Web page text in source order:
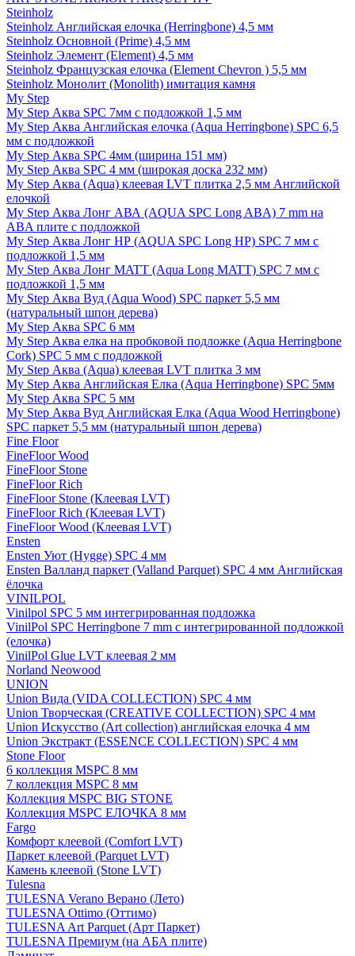
Steinholz
Steinholz Английская елочка (Herringbone) 4,5 мм
Steinholz Основной (Prime) 4,5 мм
Steinholz Элемент (Element) 4,5 мм
Steinholz Французская елочка (Element Chevron ) 5,5 мм
Steinholz Монолит (Monolith) имитация камня
My Step
My Step Аква SPC 7мм c подложкой 1,5 мм
My Step Аква Английская елочка (Aqua Herringbone) SPC 6,5
мм с подложкой
My Step Аква SPC 4мм (ширина 151 мм)
My Step Аква SPC 4 мм (широкая доска 232 мм)
My Step Аква (Aqua) клеевая LVT плитка 2,5 мм Английской
елочкой
My Step Аква Лонг АВА (AQUA SPC Long ABA) 7 mm на
ABA плите с подложкой
My Step Аква Лонг НР (AQUA SPC Long HP) SPC 7 мм с
подложкой 1,5 мм
My Step Аква Лонг MATT (Aqua Long MATT) SPC 7 мм с
подложкой 1,5 мм
My Step Аква Вуд (Aqua Wood) SPC паркет 5,5 мм
(натуральный шпон дерева)
My Step Аква SPC 6 мм
My Step Аква елка на пробковой подложке (Aqua Herringbone
Cork) SPC 5 мм с подложкой
My Step Аква (Aqua) клеевая LVT плитка 3 мм
My Step Аква Английская Елка (Aqua Herringbone) SPC 5мм
My Step Аква SPC 5 мм
My Step Аква Вуд Английская Елка (Aqua Wood Herringbone)
SPC паркет 5,5 мм (натуральный шпон дерева)
Fine Floor
FineFloor Wood
FineFloor Stone
FineFloor Rich
FineFloor Stone (Клеевая LVT)
FineFloor Rich (Клеевая LVT)
FineFloor Wood (Клеевая LVT)
Ensten
Ensten Уют (Hygge) SPC 4 мм
Ensten Валланд паркет (Valland Parquet) SPC 4 мм Английская
ёлочка
VINILPOL
Vinilpol SPC 5 мм интегрированная подложка
VinilPol SPC Herringbone 7 mm с интегрированной подложкой
(елочка)
VinilPol Glue LVT клеевая 2 мм
Norland Neowood
UNION
Union Вида (VIDA COLLECTION) SPC 4 мм
Union Творческая (CREATIVE COLLECTION) SPC 4 мм
Union Искусство (Art collection) английская елочка 4 мм
Union Экстракт (ESSENCE COLLECTION) SPC 4 мм
Stone Floor
6 коллекция MSPC 8 мм
7 коллекция MSPC 8 мм
Коллекция MSPC BIG STONE
Коллекция MSPC ЕЛОЧКА 8 мм
Fargo
Комфорт клеевой (Comfort LVT)
Паркет клеевой (Parquet LVT)
Камень клеевой (Stone LVT)
Tulesna
TULESNA Verano Верано (Лето)
TULESNA Ottimo (Оттимо)
TULESNA Art Parquet (Арт Паркет)
TULESNA Премиум (на АБА плите)